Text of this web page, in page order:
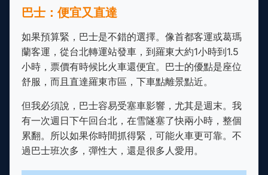
巴士：便宜又直達
如果預算緊，巴士是不錯的選擇。像首都客運或葛瑪
蘭客運，從台北轉運站發車，到羅東大約1小時到1.5
小時，票價有時候比火車還便宜。巴士的優點是座位
舒服，而且直達羅東市區，下車點離景點近。
但我必須說，巴士容易受塞車影響，尤其是週末。我
有一次週日下午回台北，在雪隧塞了快兩小時，整個
累翻。所以如果你時間抓得緊，可能火車更可靠。不
過巴士班次多，彈性大，還是很多人愛用。